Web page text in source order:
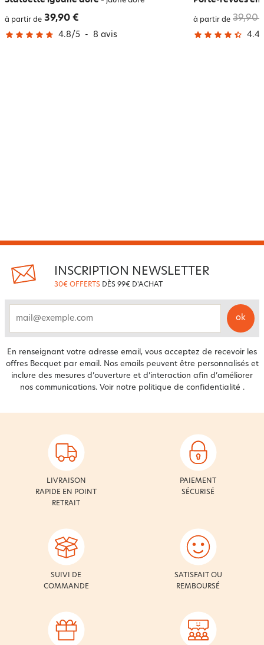
à partir de 39,90 €
4.8/5 - 8 avis
à partir de 39,90
4.4
INSCRIPTION NEWSLETTER
30€ OFFERTS DÈS 99€ D'ACHAT
email
ok
En renseignant votre adresse email, vous acceptez de recevoir les
offres Becquet par email. Nos emails peuvent être personnalisés et
inclure des mesures d’ouverture et d’interaction afin d’améliorer
nos communications. Voir notre politique de confidentialité .
LIVRAISON
RAPIDE EN POINT
RETRAIT
PAIEMENT
SÉCURISÉ
SUIVI DE
COMMANDE
SATISFAIT OU
REMBOURSÉ